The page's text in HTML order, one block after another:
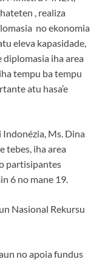
, realiza
no ekonomia
eleva kapasidade,
diplomasia iha area
tempu ba tempu
atu hasa’e
Indonézia, Ms. Dina
tebes, iha area
partisipantes
6 no mane 19.
Nasional Rekursu
no apoia fundus